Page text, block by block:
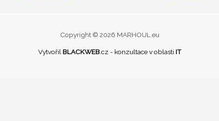
Copyright © 2026 MARHOUL.eu
Vytvořil BLACKWEB.cz - konzultace v oblasti IT